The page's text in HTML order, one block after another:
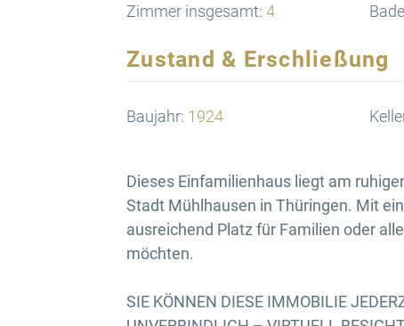
Zimmer insgesamt: 4
Zustand & Erschließung
Baujahr: 1924
Dieses Einfamilienhaus liegt am
Stadt Mühlhausen in Thüringen. Mit
ausreichend Platz für Familien oder
möchten.
SIE KÖNNEN DIESE IMMOBILIE